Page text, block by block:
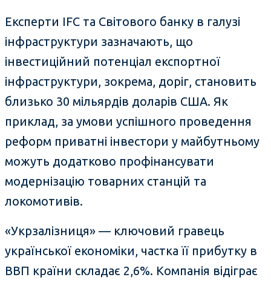
Експерти IFC та Світового банку в галузі
інфраструктури зазначають, що
інвестиційний потенціал експортної
інфраструктури, зокрема, доріг, становить
близько 30 мільярдів доларів США. Як
приклад, за умови успішного проведення
реформ приватні інвестори у майбутньому
можуть додатково профінансувати
модернізацію товарних станцій та
локомотивів.
«Укрзалізниця» — ключовий гравець
української економіки, частка її прибутку в
ВВП країни складає 2,6%. Компанія відіграє